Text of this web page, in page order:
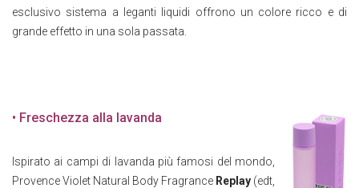
esclusivo sistema a leganti liquidi offrono un colore ricco e di
grande effetto in una sola passata.
• Freschezza alla lavanda
Ispirato ai campi di lavanda più famosi del mondo,
Provence Violet Natural Body Fragrance Replay (edt,